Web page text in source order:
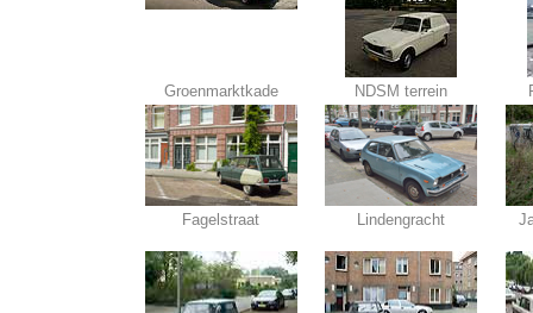
Groenmarktkade NDSM terrein
Fagelstraat Lindengracht